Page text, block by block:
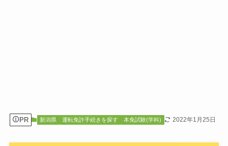
PR 新潟県 運転免許手続きを探す 本免試験(学科) 2022年1月25日